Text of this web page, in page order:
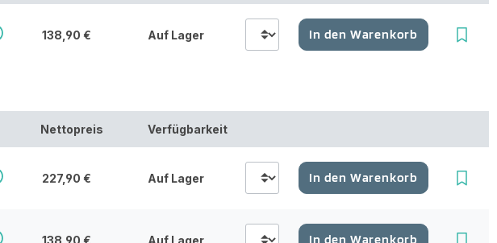
138,90 € Auf Lager In den Warenkorb
Nettopreis Verfügbarkeit
227,90 € Auf Lager In den Warenkorb
138,90 € Auf Lager In den Warenkorb